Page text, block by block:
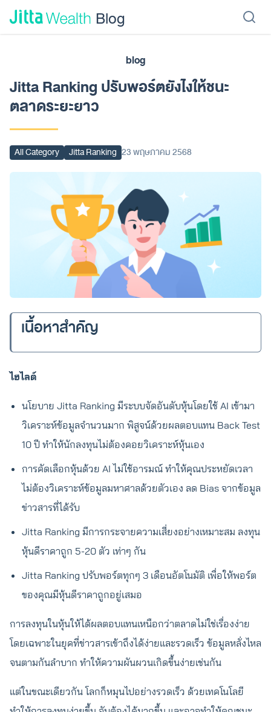
Skip to content - ข้ามไปที่เนื้อหา
Blog
ลงทุนอัตโนมัติ
blog
Jitta Ranking ปรับพอร์ตยังไงให้ชนะ
ตลาดระยะยาว
All Category Jitta Ranking 23 พฤษภาคม 2568
เนื้อหาสำคัญ
ไฮไลต์
นโยบาย Jitta Ranking มีระบบจัดอันดับหุ้นโดยใช้ AI เข้ามา
วิเคราะห์ข้อมูลจำนวนมาก พิสูจน์ด้วยผลตอบแทน Back Test
10 ปี ทำให้นักลงทุนไม่ต้องคอยวิเคราะห์หุ้นเอง
การคัดเลือกหุ้นด้วย AI ไม่ใช้อารมณ์ ทำให้คุณประหยัดเวลา
ไม่ต้องวิเคราะห์ข้อมูลมหาศาลด้วยตัวเอง ลด Bias จากข้อมูล
ข่าวสารที่ได้รับ
Jitta Ranking มีการกระจายความเสี่ยงอย่างเหมาะสม ลงทุน
หุ้นดีราคาถูก 5-20 ตัว เท่าๆ กัน
Jitta Ranking ปรับพอร์ตทุกๆ 3 เดือนอัตโนมัติ เพื่อให้พอร์ต
ของคุณมีหุ้นดีราคาถูกอยู่เสมอ
การลงทุนในหุ้นให้ได้ผลตอบแทนเหนือกว่าตลาดไม่ใช่เรื่องง่าย
โดยเฉพาะในยุคที่ข่าวสารเข้าถึงได้ง่ายและรวดเร็ว ข้อมูลหลั่งไหล
จนตามกันลำบาก ทำให้ความผันผวนเกิดขึ้นง่ายเช่นกัน
แต่ในขณะเดียวกัน โลกก็หมุนไปอย่างรวดเร็ว ด้วยเทคโนโลยี